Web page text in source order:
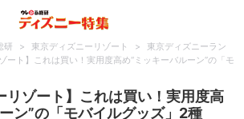
研 > 東京ディズニーリゾート >
東京ディズニーラン
ート】これは買い！実用度高め“ミッキーバルーン”の「モ
リゾート】これは買い！実用度高
ン”の「モバイルグッズ」2種